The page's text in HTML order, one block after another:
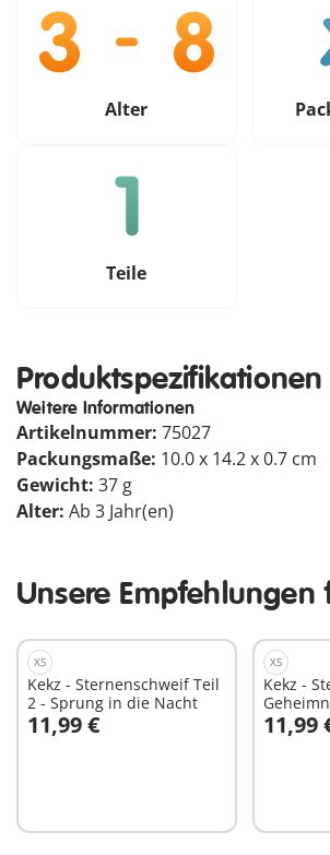
Alter
Teile
Produktspezifikationen
Weitere Informationen
Artikelnummer: 75027
Packungsmaße: 10.0 x 14.2 x 0.7 cm
Gewicht: 37 g
Alter: Ab 3 Jahr(en)
Unsere Empfehlungen
XS
Kekz - Sternenschweif Teil
2 - Sprung in die Nacht
11,99 €
In den Warenkorb
XS
Kekz -
11,99
In den